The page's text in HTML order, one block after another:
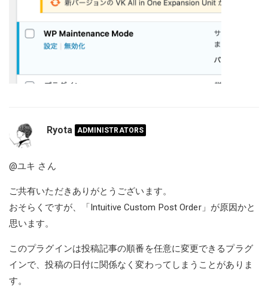
Ryota ADMINISTRATORS
@ユキ さん
ご共有いただきありがとうございます。
おそらくですが、「Intuitive Custom Post Order」が原因かと
思います。
このプラグインは投稿記事の順番を任意に変更できるプラグ
インで、投稿の日付に関係なく変わってしまうことがありま
す。